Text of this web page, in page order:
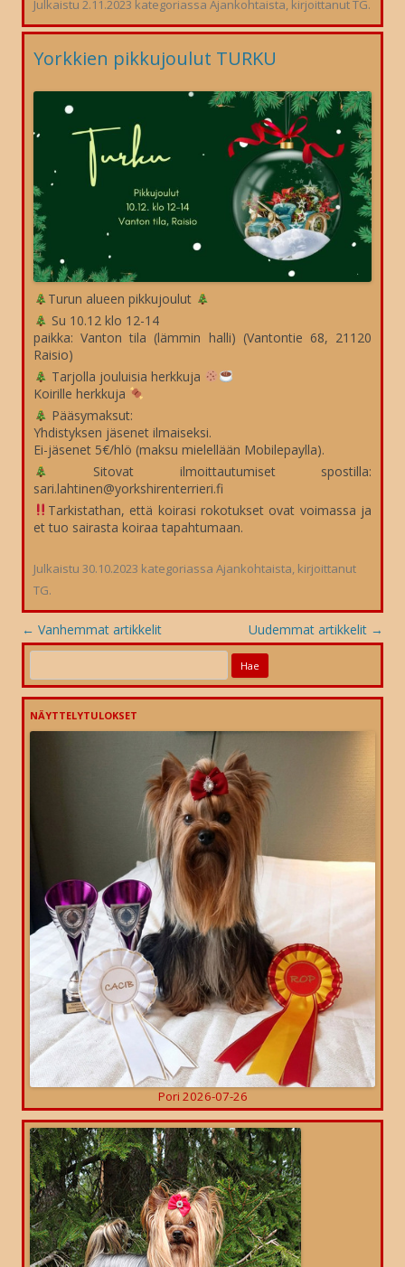
Julkaistu 2.11.2023 kategoriassa Ajankohtaista , kirjoittanutTG.
Yorkkien pikkujoulut TURKU
Turun alueen pikkujoulut
Su 10.12 klo 12-14
paikka: Vanton tila (lämmin halli) (Vantontie 68, 21120
Raisio)
Tarjolla jouluisia herkkuja
Koirille herkkuja
Pääsymaksut:
Yhdistyksen jäsenet ilmaiseksi.
Ei-jäsenet 5€/hlö (maksu mielellään Mobilepaylla).
Sitovat ilmoittautumiset spostilla:
sari.lahtinen@yorkshirenterrieri.fi
Tarkistathan, että koirasi rokotukset ovat voimassa ja
et tuo sairasta koiraa tapahtumaan.
Julkaistu 30.10.2023 kategoriassa Ajankohtaista , kirjoittanut
TG.
Artikkelien
selaus
← Vanhemmat artikkelit Uudemmat artikkelit →
NÄYTTELYTULOKSET
Pori 2026-07-26